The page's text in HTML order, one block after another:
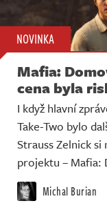
NOVINKA
Mafia:
cena byla
I když hlavní
Take-Two bylo
Strauss Zelnick
projektu – Mafia:
Michal Burian